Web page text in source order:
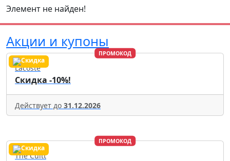
Элемент не найден!
Акции и купоны
ПРОМОКОД
Lacoste
Скидка -10%!
Действует до 31.12.2026
ПРОМОКОД
The Cultt